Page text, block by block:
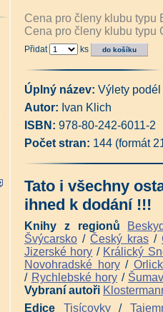
Velká Praha Drobnovhledy
Pražské vilové čtvrti (Pavel
Pražští skalníci, kameníci a
Řemesla v pořádku (Martina
Pražská okénka (Stanislava
Antikvatiát - Město jménem
Antikvariát - Pražský hrad -
Praha za císaře pána (Pavel
Praha lucemburská v
Vyšehrad, tisíciletá sága
Antikvariát - Vyšehrad,
Antikvariát - Královský
Jan Fridrich z Valdštejna (Jiří
Nejkrásnější fotografie Prahy
Antikvariát - Stará Praha
Antikvariát - Stará Praha
Antikariát - Staropražští
Botič v hlavní roli (Pavlína
Kamenný most v Praze
Antikvariát - Archeologie na
Klárov I. Klarův ústav (Petr
Dlabačov a nymburský rod
Zaniklé Podskalí - Vory a
Pražské veduty 18. století
Antikvariát - Pražské
Antikvariát - Zahrady
Cena pro členy klubu typu
Cena pro členy klubu typu
Přidat ks
Úplný název: Výlety
Autor: Ivan Klich
ISBN: 978-80-242-6011-2
Počet stran: 144 (formát
Tato i všechny
ihned k dodání !!!
Knihy z regionů
Švýcarsko / Český kras /
Jizerské hory / Králický
Novohradské hory/
/ Rychlebské hory /
Vybraní autoři
Edice Tisícovky/